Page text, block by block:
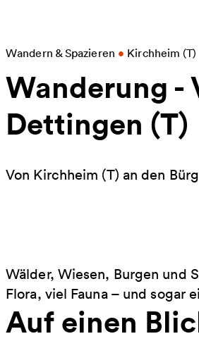
Wandern & Spazieren • Kirchheim (T)
Wanderung -
Dettingen (T)
Von Kirchheim (T) an den
Wälder, Wiesen, Burgen und
Flora, viel Fauna – und sogar
Auf einen